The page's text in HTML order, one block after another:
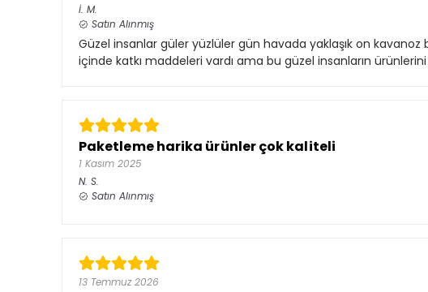
İ. M.
Satın Alınmış
Güzel insanlar güler yüzlüler gün havada yaklaşık on
içinde katkı maddeleri vardı ama bu güzel insanların
Paketleme harika ürünler çok kaliteli
1 Kasım 2025
N. S.
Satın Alınmış
13 Temmuz 2026